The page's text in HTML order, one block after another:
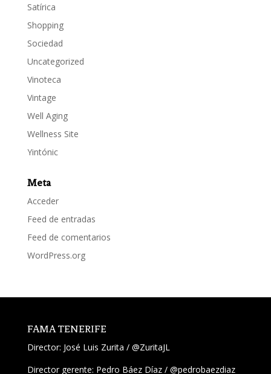
Satírica
Shopping
Sociedad
Uncategorized
Vinoteca
Vintage
Well Aging
Wellness Site
Yintónic
Meta
Acceder
Feed de entradas
Feed de comentarios
WordPress.org
FAMA TENERIFE
Director: José Luis Zurita / @ZuritaJL
Director gerente: Pedro Báez Díaz / @pedrobaezdiaz